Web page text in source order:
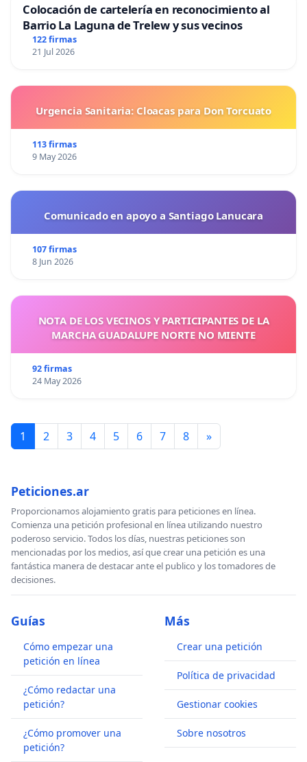
Colocación de cartelería en reconocimiento al
Barrio La Laguna de Trelew y sus vecinos
122 firmas
21 Jul 2026
Urgencia Sanitaria: Cloacas para Don Torcuato
113 firmas
9 May 2026
Comunicado en apoyo a Santiago Lanucara
107 firmas
8 Jun 2026
NOTA DE LOS VECINOS Y PARTICIPANTES DE LA
MARCHA GUADALUPE NORTE NO MIENTE
92 firmas
24 May 2026
1 2 3 4 5 6 7 8 »
Peticiones.ar
Proporcionamos alojamiento gratis para peticiones en línea.
Comienza una petición profesional en línea utilizando nuestro
poderoso servicio. Todos los días, nuestras peticiones son
mencionadas por los medios, así que crear una petición es una
fantástica manera de destacar ante el publico y los tomadores de
decisiones.
Guías
Cómo empezar una
petición en línea
¿Cómo redactar una
petición?
¿Cómo promover una
petición?
Más
Crear una petición
Política de privacidad
Gestionar cookies
Sobre nosotros